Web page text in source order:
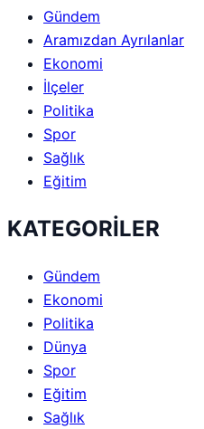
Gündem
Aramızdan Ayrılanlar
Ekonomi
İlçeler
Politika
Spor
Sağlık
Eğitim
KATEGORİLER
Gündem
Ekonomi
Politika
Dünya
Spor
Eğitim
Sağlık